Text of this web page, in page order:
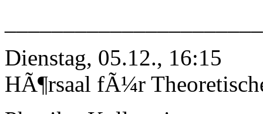
Dienstag, 05.12., 16:15
HÃ¶rsaal fÃ¼r